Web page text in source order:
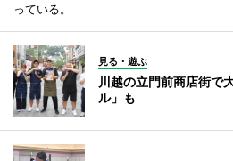
っている。
見る・遊ぶ
川越の立門前商店街
ル」も